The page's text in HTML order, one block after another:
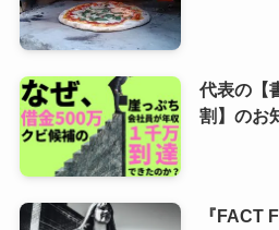
代表の【
割】のお
『FACT